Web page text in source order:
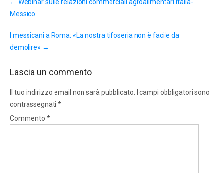
navigation
← Webinar sulle relazioni commerciali agroalimentari Italia-
Messico
I messicani a Roma: «La nostra tifoseria non è facile da
demolire» →
Lascia un commento
Il tuo indirizzo email non sarà pubblicato.
I campi obbligatori sono
contrassegnati *
Commento *